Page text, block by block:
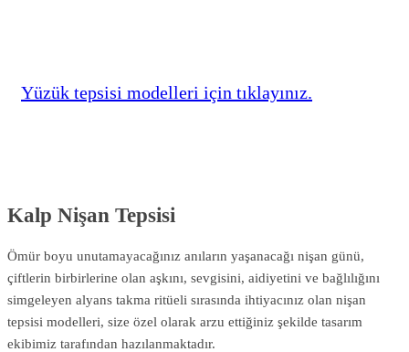
Yüzük tepsisi modelleri için tıklayınız.
Kalp Nişan Tepsisi
Ömür boyu unutamayacağınız anıların yaşanacağı nişan günü,
çiftlerin birbirlerine olan aşkını, sevgisini, aidiyetini ve bağlılığını
simgeleyen alyans takma ritüeli sırasında ihtiyacınız olan nişan
tepsisi modelleri, size özel olarak arzu ettiğiniz şekilde tasarım
ekibimiz tarafından hazılanmaktadır.